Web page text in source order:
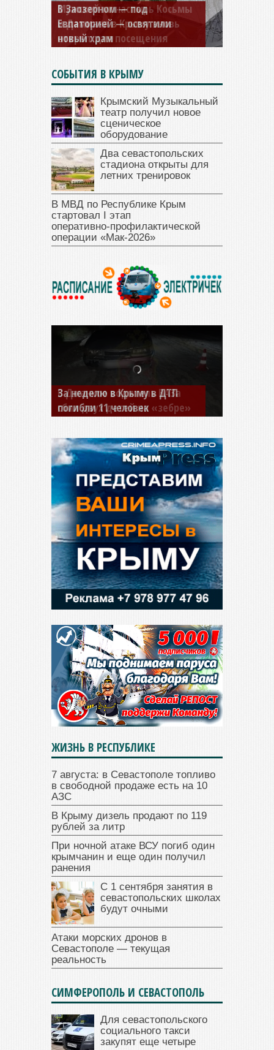
Мужской монастырь Косьмы
и Дамиана в Крыму вновь
открыт для посещения
СОБЫТИЯ В КРЫМУ
Крымский Музыкальный
театр получил новое
сценическое
оборудование
Два севастопольских
стадиона открыты для
летних тренировок
В МВД по Республике Крым
стартовал I этап
оперативно‑профилактической
операции «Мак‑2026»
В Джанкое водитель ВАЗа
сбил двух детей на «зебре»
ЖИЗНЬ В РЕСПУБЛИКЕ
7 августа: в Севастополе топливо
в свободной продаже есть на 10
АЗС
В Крыму дизель продают по 119
рублей за литр
При ночной атаке ВСУ погиб один
крымчанин и еще один получил
ранения
С 1 сентября занятия в
севастопольских школах
будут очными
Атаки морских дронов в
Севастополе — текущая
реальность
СИМФЕРОПОЛЬ И СЕВАСТОПОЛЬ
Для севастопольского
социального такси
закупят еще четыре